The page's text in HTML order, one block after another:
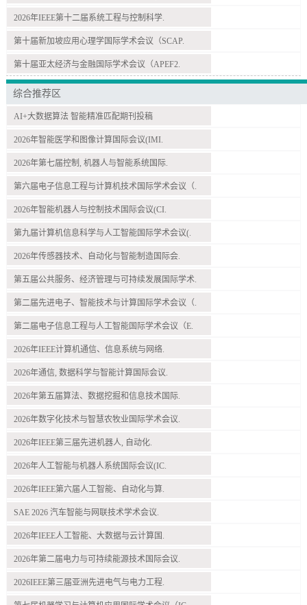
2026年IEEE第十二届系统工程与控制科学.
第十届新加坡应用心理学国际学术会议（SCAP.
第十届亚太经济与金融国际学术会议（APEF2.
综合推荐区
AI+大数据算法 智能精准匹配期刊投稿
2026年智能医学和图像计算国际会议(IMI.
2026年第七届控制, 机器人与智能系统国际.
第六届电子信息工程与计算机技术国际学术会议（.
2026年智能机器人与控制技术国际会议(CI.
第九届计算机信息科学与人工智能国际学术会议(.
2026年传感器技术、自动化与智能制造国际会.
第五届公共服务、经济管理与可持续发展国际学术.
第二届先进电子、智能技术与计算国际学术会议（.
第二届电子信息工程与人工智能国际学术会议（E.
2026年IEEE计算机通信、信息系统与网络.
2026年通信, 数据科学与智能计算国际会议.
2026年第五届算法、数据挖掘和信息技术国际.
2026年数字化技术与智慧农牧业国际学术会议.
2026年IEEE第三届先进机器人, 自动化.
2026年人工智能与机器人系统国际会议(IC.
2026年IEEE第六届人工智能、自动化与算.
SAE 2026 汽车智能与网联技术学术会议.
2026年IEEE人工智能、大数据与云计算国.
2026年第二届电力与可持续能源技术国际会议.
2026IEEE第三届亚洲先进电气与电力工程.